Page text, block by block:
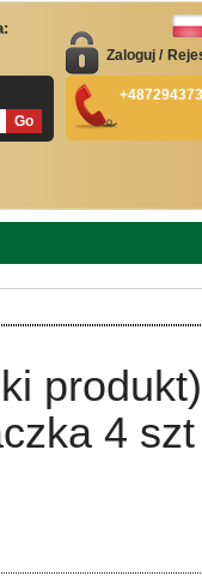
Zaloguj /
produkt)
4 szt